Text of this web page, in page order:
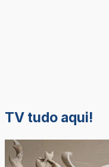
TV tudo aqui!